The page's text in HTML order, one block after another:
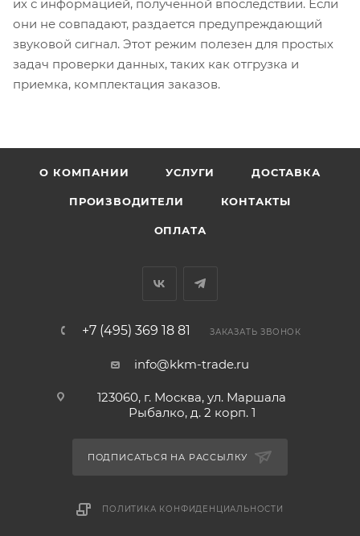
их с информацией, полученной впоследствии. Если
они не совпадают, раздается предупреждающий
звуковой сигнал. Этот режим полезен для простых
задач проверки данных, таких как отгрузка и
приемка, комплектация заказов.
О КОМПАНИИ УСЛУГИ ДОСТАВКА
ПРОИЗВОДИТЕЛИ КОНТАКТЫ
ОПЛАТА
+7 (495) 369 18 81 ЗАКАЗАТЬ ЗВОНОК
info@kkm-trade.ru
123060, г. Москва, ул. Маршала
Рыбалко, д. 2 корп. 1
ПОДПИСАТЬСЯ НА РАССЫЛКУ
ПОЛИТИКА КОНФИДЕНЦИАЛЬНОСТИ